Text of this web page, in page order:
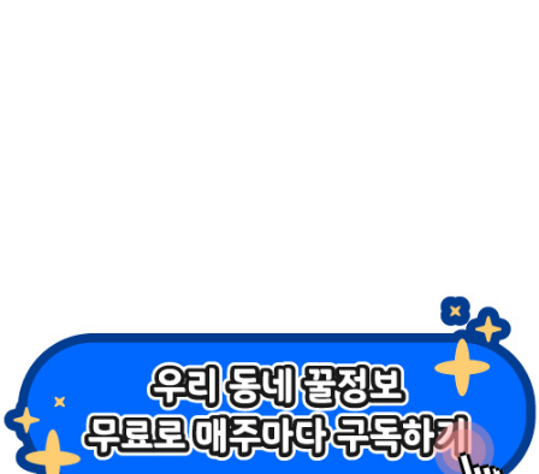
2. [드림신청] 이마트
문화센터 신청 (겨울
학기)